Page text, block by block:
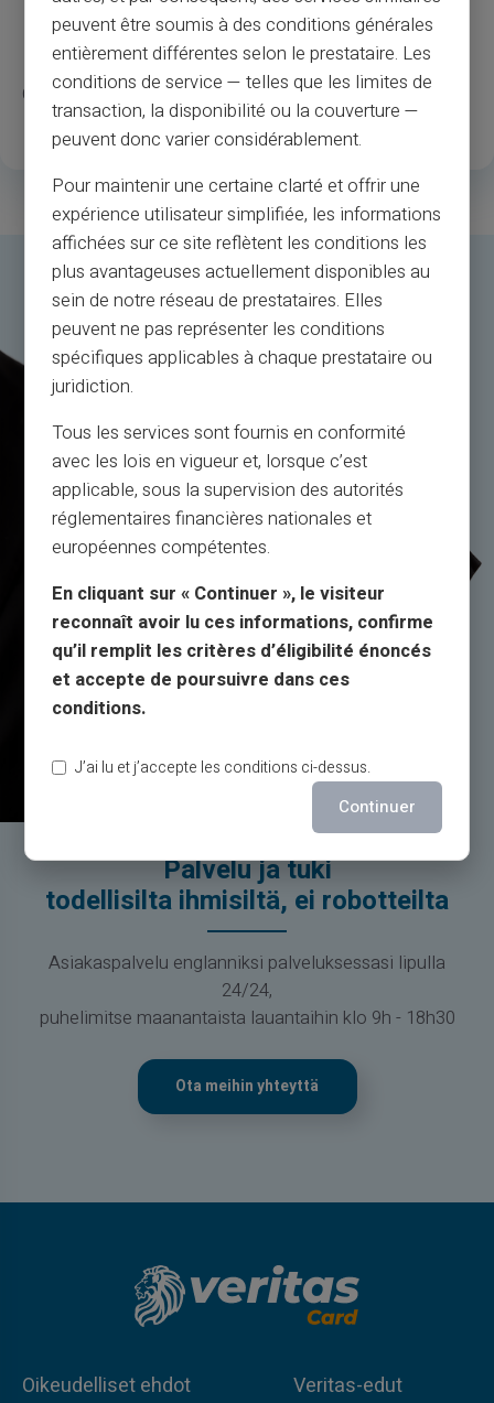
1.3M
Onnelliset rekisteröityneet
asiakkaat
35
Maat Saatavilla
Palvelu ja tuki
todellisilta ihmisiltä, ei robotteilta
Asiakaspalvelu englanniksi palveluksessasi lipulla
24/24,
puhelimitse maanantaista lauantaihin klo 9h - 18h30
Ota meihin yhteyttä
Oikeudelliset ehdot Veritas-edut
peuvent être soumis à des conditions générales
entièrement différentes selon le prestataire. Les
conditions de service — telles que les limites de
transaction, la disponibilité ou la couverture —
peuvent donc varier considérablement.
Pour maintenir une certaine clarté et offrir une
expérience utilisateur simplifiée, les informations
affichées sur ce site reflètent les conditions les
plus avantageuses actuellement disponibles au
sein de notre réseau de prestataires. Elles
peuvent ne pas représenter les conditions
spécifiques applicables à chaque prestataire ou
juridiction.
Tous les services sont fournis en conformité
avec les lois en vigueur et, lorsque c’est
applicable, sous la supervision des autorités
réglementaires financières nationales et
européennes compétentes.
En cliquant sur « Continuer », le visiteur
reconnaît avoir lu ces informations, confirme
qu’il remplit les critères d’éligibilité énoncés
et accepte de poursuivre dans ces
conditions.
J’ai lu et j’accepte les conditions ci-dessus.
Continuer